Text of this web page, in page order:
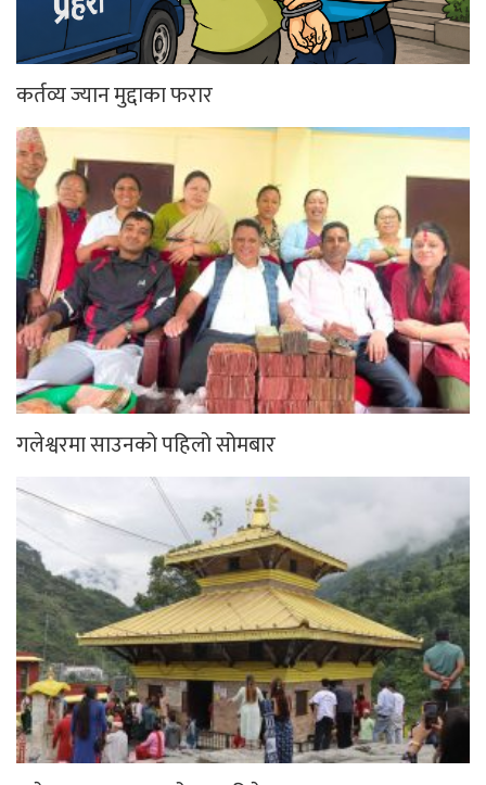
कर्तव्य ज्यान मुद्दाका फरार
गलेश्वरमा साउनको पहिलो सोमबार